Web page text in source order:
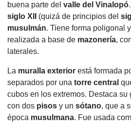
buena parte del valle del Vinalopó
siglo XII
(quizá de principios del
musulmán. Tiene forma poligonal
realizada a base de mazonería,
laterales.
La muralla exterior está formada
separados por una torre central
cubos en los extremos. Destaca su
con dos pisos y un sótano, que a
época musulmana. Fue usada